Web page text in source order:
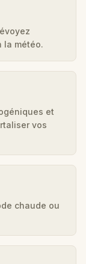
la météo.
et
vos
chaude ou